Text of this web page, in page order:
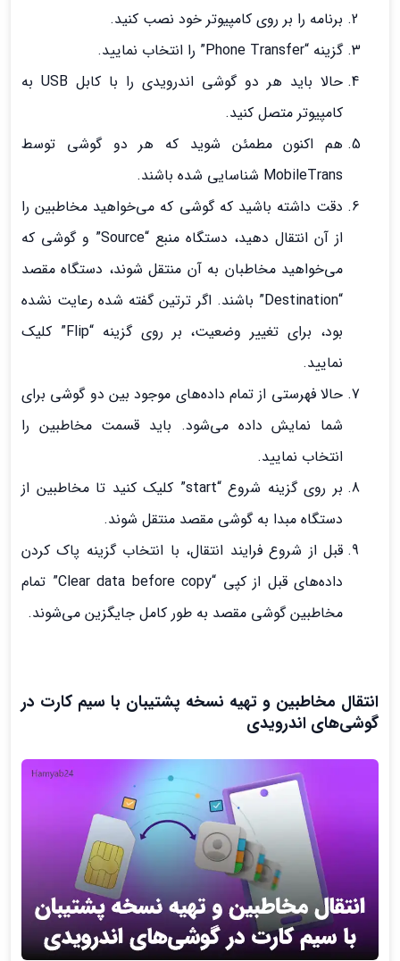
برنامه را بر روی کامپیوتر خود نصب کنید.
گزینه “Phone Transfer” را انتخاب نمایید.
حالا باید هر دو گوشی اندرویدی را با کابل USB به
کامپیوتر متصل کنید.
هم اکنون مطمئن شوید که هر دو گوشی توسط
MobileTrans شناسایی شده باشند.
دقت داشته باشید که گوشی که می‌خواهید مخاطبین را
از آن انتقال دهید، دستگاه منبع “Source” و گوشی که
می‌خواهید مخاطبان به آن منتقل شوند، دستگاه مقصد
“Destination” باشند. اگر ترتین گفته شده رعایت نشده
بود، برای تغییر وضعیت، بر روی گزینه “Flip” کلیک
نمایید.
حالا فهرستی از تمام داده‌های موجود بین دو گوشی برای
شما نمایش داده می‌شود. باید قسمت مخاطبین را
انتخاب نمایید.
بر روی گزینه شروع “start” کلیک کنید تا مخاطبین از
دستگاه مبدا به گوشی مقصد منتقل شوند.
قبل از شروع فرایند انتقال، با انتخاب گزینه پاک کردن
داده‌های قبل از کپی “Clear data before copy” تمام
مخاطبین گوشی مقصد به طور کامل جایگزین می‌شوند.
انتقال مخاطبین و تهیه نسخه پشتیبان با سیم کارت در
گوشی‌های اندرویدی